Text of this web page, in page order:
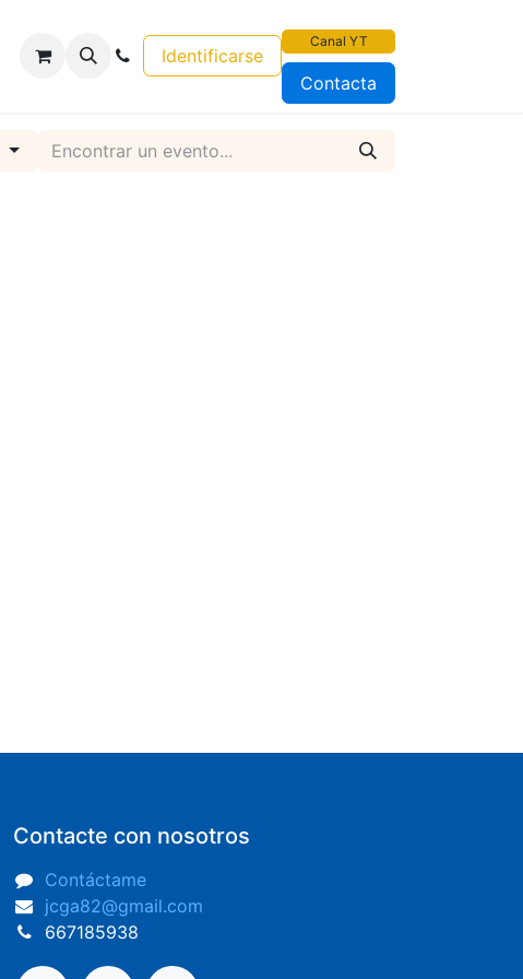
Identificarse
Canal YT
Contacta
Contacte con nosotros
Contáctame
jcga82@gmail.com
​667185938